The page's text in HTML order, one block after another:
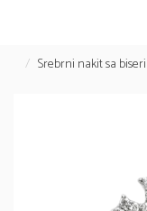
Srebrni nakit sa